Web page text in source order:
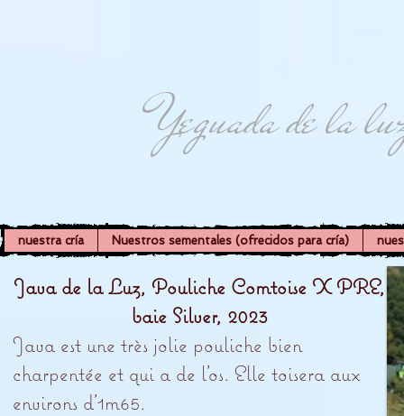
Yeguada de la
nuestra cría Nuestros sementales (ofrecidos para cría)
Java de la Luz, Pouliche Comtoise X PRE,
baie Silver, 2023
Java est une très jolie pouliche bien
charpentée et qui a de l’os. Elle toisera aux
environs d’1m65.